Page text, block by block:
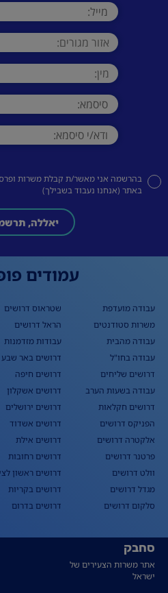
בהרשמה אני מאשר/ת קבלת משרות
באתר (אנחנו נעבוד בשבילך)
יאללה,
עמודים
עבודה מועדפת
משרות סטודנטים
עבודה מהבית
עבודה בחו"ל
דרושים שליחים
עבודה בשעות הערב
דרושים חקלאות
הפניקס דרושים
אלקטרה דרושים
פרטנר דרושים
וולט דרושים
מגדל דרושים
סלקום דרושים
שטראוס דרושים
הראל דרושים
עבודות מזדמנות
דרושים באר שבע
דרושים חיפה
דרושים אשקלון
דרושים ירושלים
דרושים אשדוד
דרושים אילת
דרושים רחובות
דרושים ראשון
דרושים בקריות
דרושים בדרום
סחבק
אתר משרות הצעירים של
ישראל